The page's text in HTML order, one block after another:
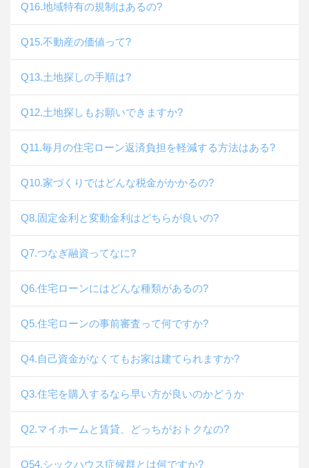
Q16.地域特有の規制はあるの?
Q15.不動産の価値って?
Q13.土地探しの手順は?
Q12.土地探しもお願いできますか?
Q11.毎月の住宅ローン返済負担を軽減する方法はある?
Q10.家づくりではどんな税金がかかるの?
Q8.固定金利と変動金利はどちらが良いの?
Q7.つなぎ融資ってなに?
Q6.住宅ローンにはどんな種類があるの?
Q5.住宅ローンの事前審査って何ですか?
Q4.自己資金がなくてもお家は建てられますか?
Q3.住宅を購入するなら早い方が良いのかどうか
Q2.マイホームと賃貸、どっちがおトクなの?
Q54.シックハウス症候群とは何ですか?